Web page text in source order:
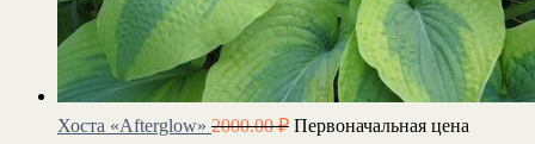
Хоста «Afterglow» 2000.00₽ Первоначальная цена